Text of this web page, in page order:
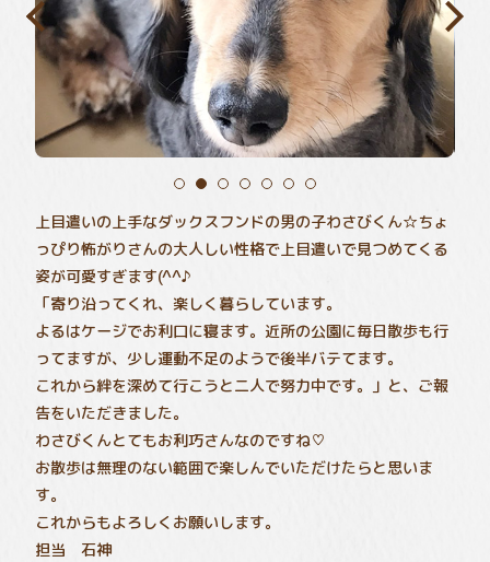
上目遣いの上手なダックスフンドの男の子わさびくん☆ちょ
っぴり怖がりさんの大人しい性格で上目遣いで見つめてくる
姿が可愛すぎます(^^♪
「寄り沿ってくれ、楽しく暮らしています。
よるはケージでお利口に寝ます。近所の公園に毎日散歩も行
ってますが、少し運動不足のようで後半バテてます。
これから絆を深めて行こうと二人で努力中です。」と、ご報
告をいただきました。
わさびくんとてもお利巧さんなのですね♡
お散歩は無理のない範囲で楽しんでいただけたらと思いま
す。
これからもよろしくお願いします。
担当 石神